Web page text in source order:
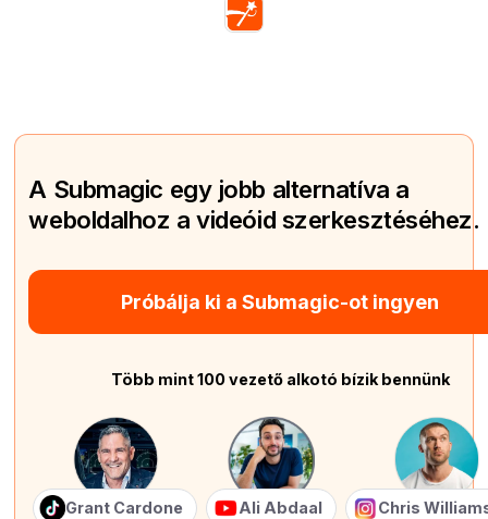
A Submagic egy jobb alternatíva a
weboldalhoz a videóid szerkesztéséhez.
Próbálja ki a Submagic-ot ingyen
Több mint 100 vezető alkotó bízik bennünk
Grant Cardone Ali Abdaal Chris